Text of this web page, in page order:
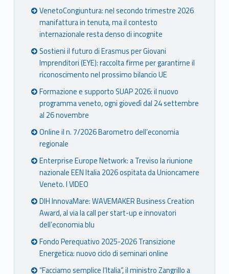
VenetoCongiuntura: nel secondo trimestre 2026
manifattura in tenuta, ma il contesto
internazionale resta denso di incognite
Sostieni il futuro di Erasmus per Giovani
Imprenditori (EYE): raccolta firme per garantirne il
riconoscimento nel prossimo bilancio UE
Formazione e supporto SUAP 2026: il nuovo
programma veneto, ogni giovedì dal 24 settembre
al 26 novembre
Online il n. 7/2026 Barometro dell’economia
regionale
Enterprise Europe Network: a Treviso la riunione
nazionale EEN Italia 2026 ospitata da Unioncamere
Veneto. I VIDEO
DIH InnovaMare: WAVEMAKER Business Creation
Award, al via la call per start-up e innovatori
dell’economia blu
Fondo Perequativo 2025-2026 Transizione
Energetica: nuovo ciclo di seminari online
“Facciamo semplice l’Italia”, il ministro Zangrillo a